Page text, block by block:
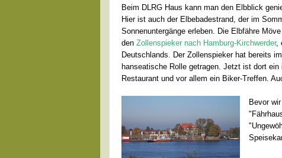
Beim DLRG Haus kann man den Elbblick
Hier ist auch der Elbebadestrand, der im
Sonnenuntergänge erleben. Die Elbfähre
den Zollenspieker nach Hamburg-Kirchwerder,
Deutschlands. Der Zollenspieker hat bereits
hanseatische Rolle getragen. Jetzt ist dort
Restaurant und vor allem ein Biker-Treffen.
Bevor